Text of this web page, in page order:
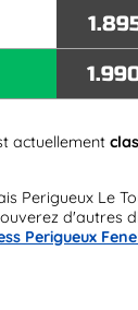
actuellement
Perigueux Le
d'autres
Perigueux